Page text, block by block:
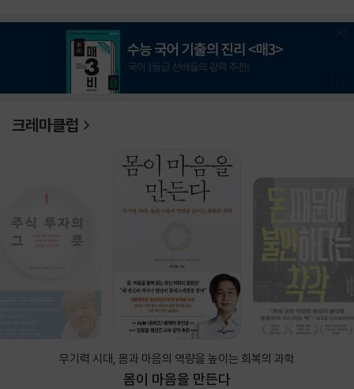
크레마클럽
무기력 시대, 몸과 마음의 역량을 높이는 회복의 과학
몸이 마음을 만든다